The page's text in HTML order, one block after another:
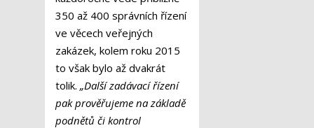
350 až 400 správních řízení
ve věcech veřejných
zakázek, kolem roku 2015
to však bylo až dvakrát
tolik. „Další zadávací řízení
pak prověřujeme na základě
podnětů či kontrol